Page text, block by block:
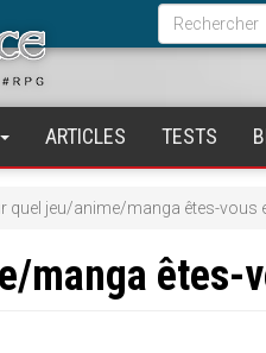
de
Rechercher
ARTICLES TESTS
quel jeu/anime/manga êtes-vous
manga êtes-